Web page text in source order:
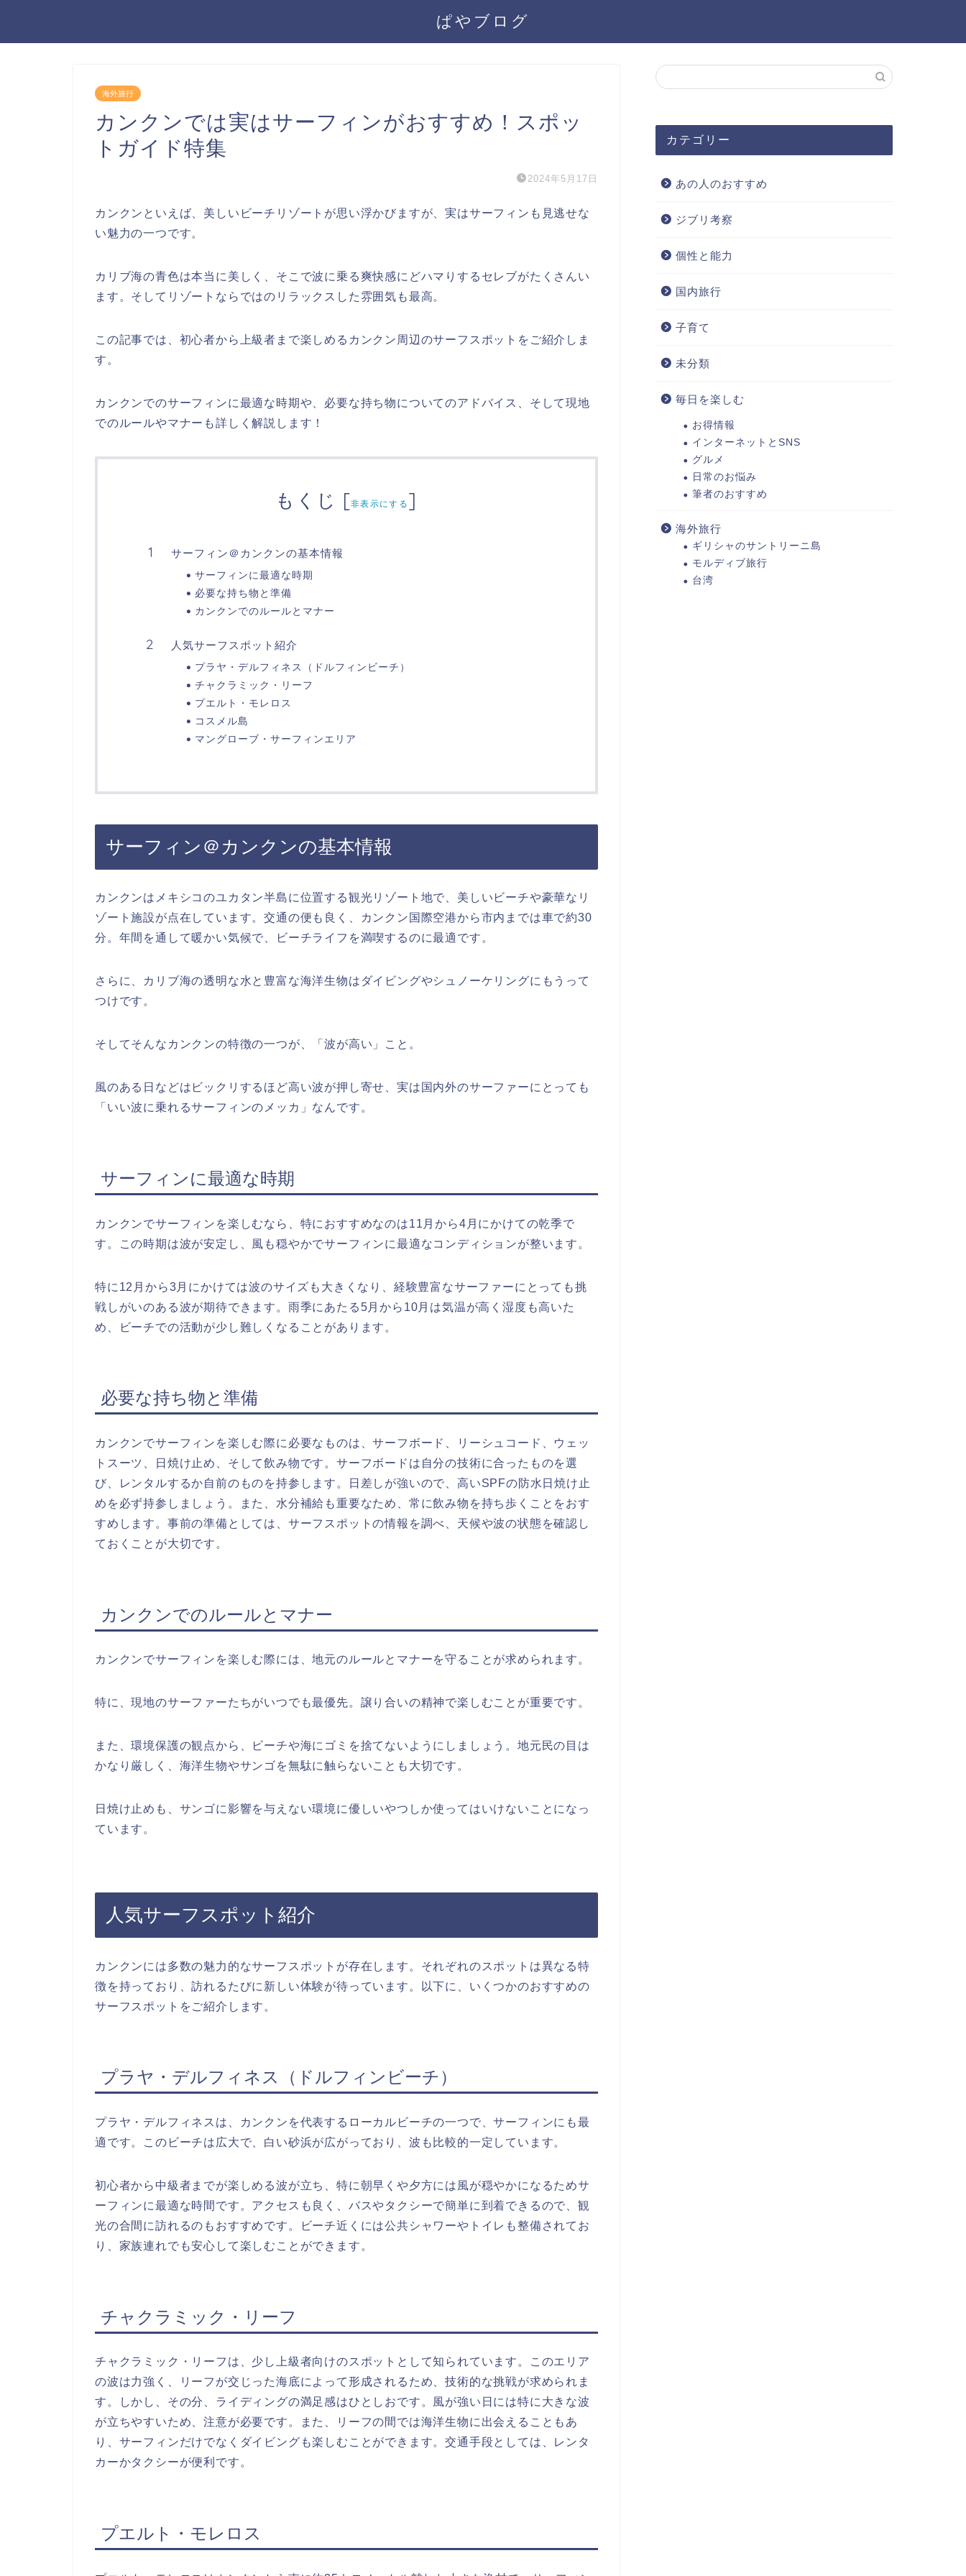
ぱやブログ
海外旅行
カンクンでは実はサーフィンがおすすめ！スポッ
トガイド特集
2024年5月17日
カンクンといえば、美しいビーチリゾートが思い浮かびますが、実はサーフィンも見逃せな
い魅力の一つです。
カリブ海の青色は本当に美しく、そこで波に乗る爽快感にどハマりするセレブがたくさんい
ます。そしてリゾートならではのリラックスした雰囲気も最高。
この記事では、初心者から上級者まで楽しめるカンクン周辺のサーフスポットをご紹介しま
す。
カンクンでのサーフィンに最適な時期や、必要な持ち物についてのアドバイス、そして現地
でのルールやマナーも詳しく解説します！
もくじ [非表示にする ]
サーフィン＠カンクンの基本情報
サーフィンに最適な時期
必要な持ち物と準備
カンクンでのルールとマナー
人気サーフスポット紹介
プラヤ・デルフィネス（ドルフィンビーチ）
チャクラミック・リーフ
プエルト・モレロス
コスメル島
マングローブ・サーフィンエリア
サーフィン＠カンクンの基本情報
カンクンはメキシコのユカタン半島に位置する観光リゾート地で、美しいビーチや豪華なリ
ゾート施設が点在しています。交通の便も良く、カンクン国際空港から市内までは車で約30
分。年間を通して暖かい気候で、ビーチライフを満喫するのに最適です。
さらに、カリブ海の透明な水と豊富な海洋生物はダイビングやシュノーケリングにもうって
つけです。
そしてそんなカンクンの特徴の一つが、「波が高い」こと。
風のある日などはビックリするほど高い波が押し寄せ、実は国内外のサーファーにとっても
「いい波に乗れるサーフィンのメッカ」なんです。
サーフィンに最適な時期
カンクンでサーフィンを楽しむなら、特におすすめなのは11月から4月にかけての乾季で
す。この時期は波が安定し、風も穏やかでサーフィンに最適なコンディションが整います。
特に12月から3月にかけては波のサイズも大きくなり、経験豊富なサーファーにとっても挑
戦しがいのある波が期待できます。雨季にあたる5月から10月は気温が高く湿度も高いた
め、ビーチでの活動が少し難しくなることがあります。
必要な持ち物と準備
カンクンでサーフィンを楽しむ際に必要なものは、サーフボード、リーシュコード、ウェッ
トスーツ、日焼け止め、そして飲み物です。サーフボードは自分の技術に合ったものを選
び、レンタルするか自前のものを持参します。日差しが強いので、高いSPFの防水日焼け止
めを必ず持参しましょう。また、水分補給も重要なため、常に飲み物を持ち歩くことをおす
すめします。事前の準備としては、サーフスポットの情報を調べ、天候や波の状態を確認し
ておくことが大切です。
カンクンでのルールとマナー
カンクンでサーフィンを楽しむ際には、地元のルールとマナーを守ることが求められます。
特に、現地のサーファーたちがいつでも最優先。譲り合いの精神で楽しむことが重要です。
また、環境保護の観点から、ビーチや海にゴミを捨てないようにしましょう。地元民の目は
かなり厳しく、海洋生物やサンゴを無駄に触らないことも大切です。
日焼け止めも、サンゴに影響を与えない環境に優しいやつしか使ってはいけないことになっ
ています。
人気サーフスポット紹介
カンクンには多数の魅力的なサーフスポットが存在します。それぞれのスポットは異なる特
徴を持っており、訪れるたびに新しい体験が待っています。以下に、いくつかのおすすめの
サーフスポットをご紹介します。
プラヤ・デルフィネス（ドルフィンビーチ）
プラヤ・デルフィネスは、カンクンを代表するローカルビーチの一つで、サーフィンにも最
適です。このビーチは広大で、白い砂浜が広がっており、波も比較的一定しています。
初心者から中級者までが楽しめる波が立ち、特に朝早くや夕方には風が穏やかになるためサ
ーフィンに最適な時間です。アクセスも良く、バスやタクシーで簡単に到着できるので、観
光の合間に訪れるのもおすすめです。ビーチ近くには公共シャワーやトイレも整備されてお
り、家族連れでも安心して楽しむことができます。
チャクラミック・リーフ
チャクラミック・リーフは、少し上級者向けのスポットとして知られています。このエリア
の波は力強く、リーフが交じった海底によって形成されるため、技術的な挑戦が求められま
す。しかし、その分、ライディングの満足感はひとしおです。風が強い日には特に大きな波
が立ちやすいため、注意が必要です。また、リーフの間では海洋生物に出会えることもあ
り、サーフィンだけでなくダイビングも楽しむことができます。交通手段としては、レンタ
カーかタクシーが便利です。
プエルト・モレロス
カテゴリー
あの人のおすすめ
ジブリ考察
個性と能力
国内旅行
子育て
未分類
毎日を楽しむ
お得情報
インターネットとSNS
グルメ
日常のお悩み
筆者のおすすめ
海外旅行
ギリシャのサントリーニ島
モルディブ旅行
台湾